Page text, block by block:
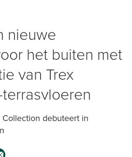
nieuwe
het buiten met
van Trex
debuteert in